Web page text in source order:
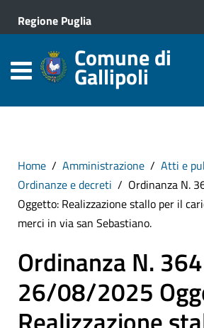
Regione Puglia
Comune di
Gallipoli
Home Amministrazione
Atti e
Ordinanze e decreti
Ordinanza N.
Oggetto: Realizzazione stallo per il
merci in via san Sebastiano.
Ordinanza N.
26/08/2025